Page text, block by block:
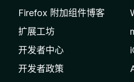
Firefox 附加组件博客
扩展工坊
开发者中心
开发者政策